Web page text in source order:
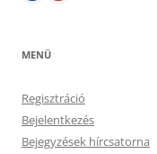
MENÜ
Regisztráció
Bejelentkezés
Bejegyzések hírcsatorna